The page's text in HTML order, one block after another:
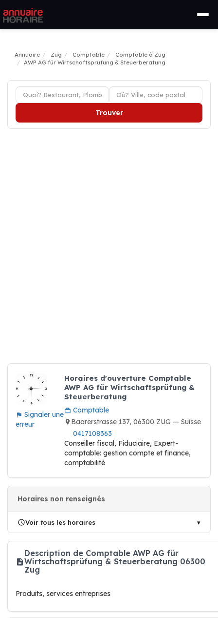
Annuaire Zug Comptable
Comptable à Zug
AWP AG für Wirtschaftsprüfung & Steuerberatung
Trouver
Signaler une
erreur
Horaires d'ouverture Comptable
AWP AG für Wirtschaftsprüfung &
Steuerberatung
Comptable
Baarerstrasse 137, 06300 ZUG — Suisse
0417108363
Conseiller fiscal, Fiduciaire, Expert-
comptable: gestion compte et finance,
comptabilité
Horaires non renseignés
Voir tous les horaires
Description de Comptable AWP AG für
Wirtschaftsprüfung & Steuerberatung 06300
Zug
Produits, services entreprises